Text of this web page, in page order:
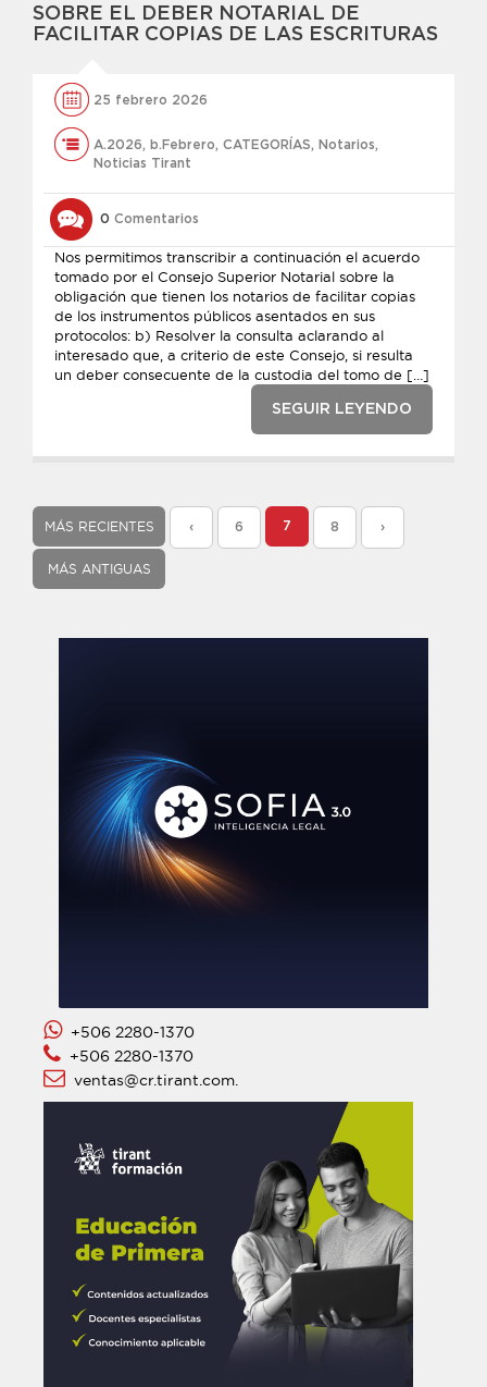
SOBRE EL DEBER NOTARIAL DE
FACILITAR COPIAS DE LAS ESCRITURAS
25 febrero 2026
A.2026, b.Febrero, CATEGORÍAS, Notarios,
Noticias Tirant
0 Comentarios
Nos permitimos transcribir a continuación el acuerdo
tomado por el Consejo Superior Notarial sobre la
obligación que tienen los notarios de facilitar copias
de los instrumentos públicos asentados en sus
protocolos: b) Resolver la consulta aclarando al
interesado que, a criterio de este Consejo, si resulta
un deber consecuente de la custodia del tomo de […]
SEGUIR LEYENDO
MÁS RECIENTES ‹ 6 7 8 ›
MÁS ANTIGUAS
+506 2280-1370
+506 2280-1370
ventas@cr.tirant.com.